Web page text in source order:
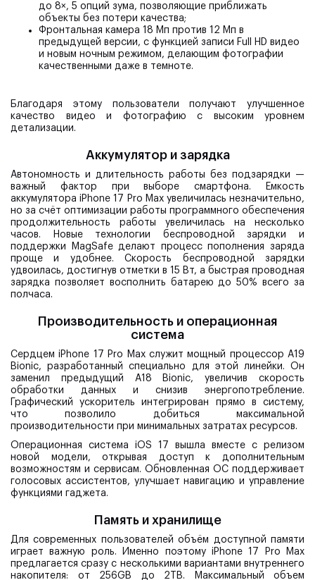
до 8×, 5 опций зума, позволяющие приближать
объекты без потери качества;
Фронтальная камера 18 Мп против 12 Мп в
предыдущей версии, с функцией записи Full HD видео
и новым ночным режимом, делающим фотографии
качественными даже в темноте.
Благодаря этому пользователи получают улучшенное
качество видео и фотографию с высоким уровнем
детализации.
Аккумулятор и зарядка
Автономность и длительность работы без подзарядки —
важный фактор при выборе смартфона. Емкость
аккумулятора iPhone 17 Pro Max увеличилась незначительно,
но за счёт оптимизации работы программного обеспечения
продолжительность работы увеличилась на несколько
часов. Новые технологии беспроводной зарядки и
поддержки MagSafe делают процесс пополнения заряда
проще и удобнее. Скорость беспроводной зарядки
удвоилась, достигнув отметки в 15 Вт, а быстрая проводная
зарядка позволяет восполнить батарею до 50% всего за
полчаса.
Производительность и операционная
система
Сердцем iPhone 17 Pro Max служит мощный процессор A19
Bionic, разработанный специально для этой линейки. Он
заменил предыдущий A18 Bionic, увеличив скорость
обработки данных и снизив энергопотребление.
Графический ускоритель интегрирован прямо в систему,
что позволило добиться максимальной
производительности при минимальных затратах ресурсов.
Операционная система iOS 17 вышла вместе с релизом
новой модели, открывая доступ к дополнительным
возможностям и сервисам. Обновленная ОС поддерживает
голосовых ассистентов, улучшает навигацию и управление
функциями гаджета.
Память и хранилище
Для современных пользователей объём доступной памяти
играет важную роль. Именно поэтому iPhone 17 Pro Max
предлагается сразу с несколькими вариантами внутреннего
накопителя: от 256GB до 2TB. Максимальный объем